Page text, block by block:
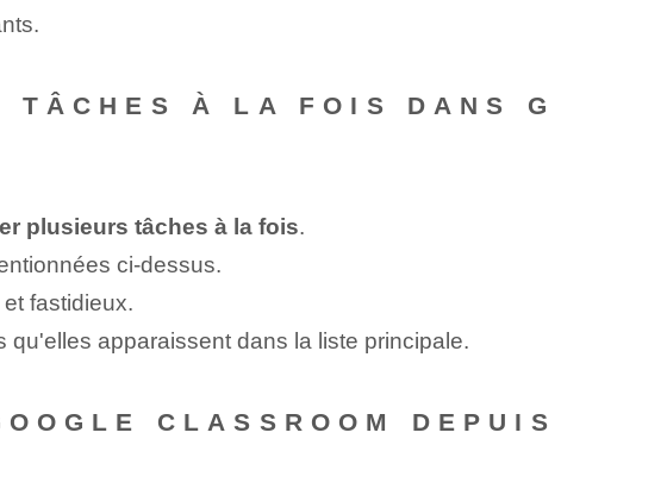
TÂCHES À LA FOIS DANS G
plusieurs tâches à la fois.
ci-dessus.
fastidieux.
apparaissent dans la liste principale.
CLASSROOM DEPUIS